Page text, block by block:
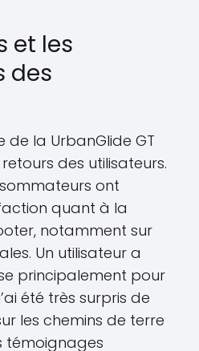
et les
des
la UrbanGlide GT
des utilisateurs.
ont
quant à la
notamment sur
Un utilisateur a
principalement pour
été très surpris de
les chemins de terre
témoignages